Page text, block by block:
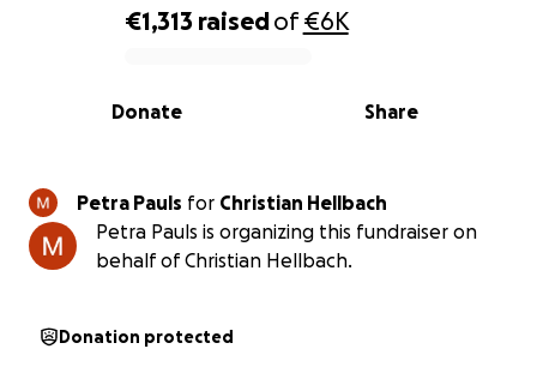
0% complete
€1,313 raisedof€6K
Share
Donate
Petra Pauls for Christian Hellbach
Petra Pauls is organizing this fundraiser on
behalf of Christian Hellbach.
Donation protected